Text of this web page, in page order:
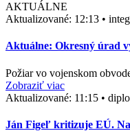
AKTUÁLNE
Aktualizované: 12:13 •
Aktuálne: Okresný úrad
Požiar vo vojenskom
Zobraziť viac
Aktualizované: 11:15 •
Ján Figeľ kritizuje EÚ. Na